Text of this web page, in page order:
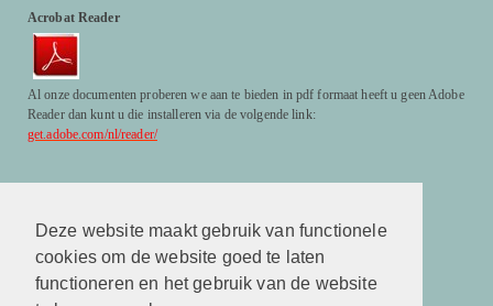
Deze website maakt gebruik van functionele
cookies om de website goed te laten
functioneren en het gebruik van de website
Acrobat Reader
Al onze documenten proberen we aan te bieden in pdf formaat heeft u geen Adobe
Reader dan kunt u die installeren via de volgende link:
get.adobe.com/nl/reader/
Facebook
http://www.facebook.com/hervormdekerktuil